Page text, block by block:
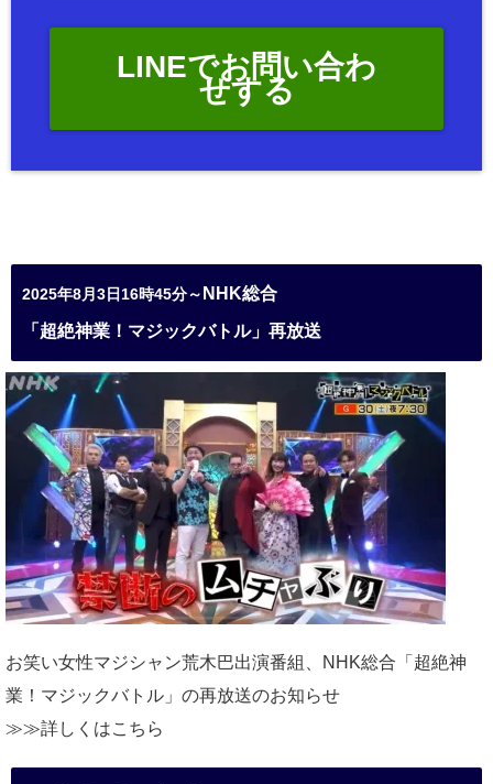
LINEでお問い合わ
せする
2025年8月3日16時45分～ NHK総合
「超絶神業！マジックバトル」再放送
お笑い女性マジシャン荒木巴出演番組、
NHK総合「超絶神
業！マジックバトル」の再放送のお知らせ
≫≫詳しくはこちら